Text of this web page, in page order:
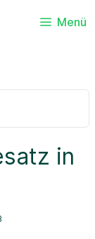
Menü
in